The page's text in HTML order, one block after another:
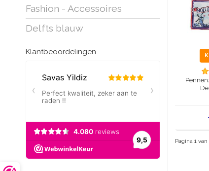
Fashion - Accessoires
Delfts blauw
Klantbeoordelingen
Pagina 1 van